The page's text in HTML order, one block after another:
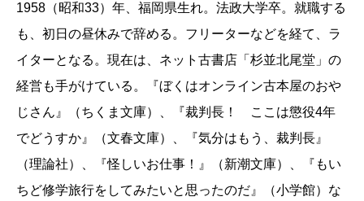
1958（昭和33）年、福岡県生れ。法政大学卒。就職する
も、初日の昼休みで辞める。フリーターなどを経て、ラ
イターとなる。現在は、ネット古書店「杉並北尾堂」の
経営も手がけている。『ぼくはオンライン古本屋のおや
じさん』（ちくま文庫）、『裁判長！ ここは懲役4年
でどうすか』（文春文庫）、『気分はもう、裁判長』
（理論社）、『怪しいお仕事！』（新潮文庫）、『もい
ちど修学旅行をしてみたいと思ったのだ』（小学館）な